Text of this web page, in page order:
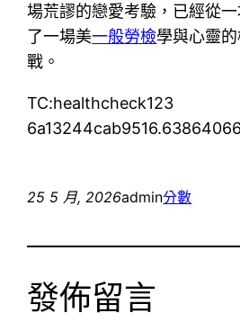
場荒謬的戀愛考驗，已經從
了一場美一般勞檢學與心靈
戰。
TC:healthcheck123
6a13244cab9516.63864066
25 5 月, 2026admin分數
發佈留言